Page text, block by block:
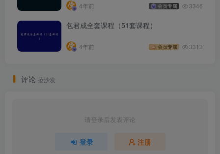
4年前 会员专属 3346
包君成全套课程（51套课程）
4年前 会员专属 3313
评论 抢沙发
请登录后发表评论
登录 注册